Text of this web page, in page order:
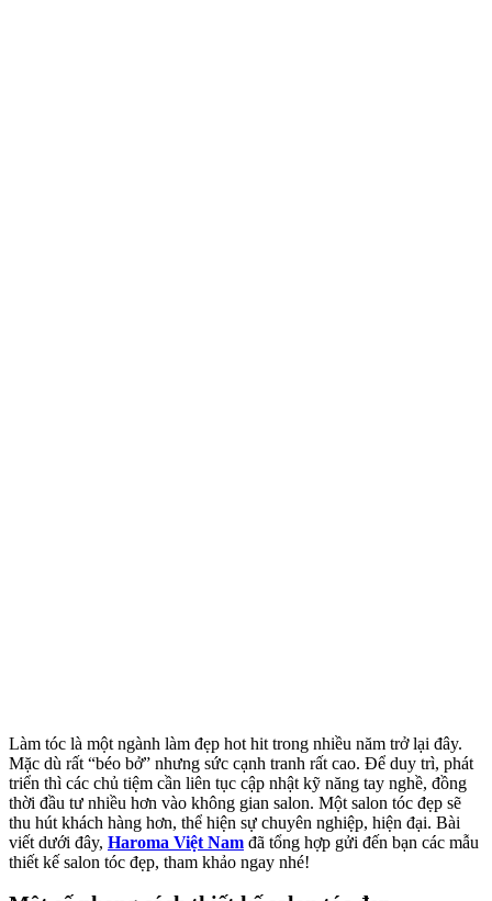
Làm tóc là một ngành làm đẹp hot hit trong nhiều năm trở lại đây.
Mặc dù rất “béo bở” nhưng sức cạnh tranh rất cao. Để duy trì, phát
triển thì các chủ tiệm cần liên tục cập nhật kỹ năng tay nghề, đồng
thời đầu tư nhiều hơn vào không gian salon. Một salon tóc đẹp sẽ
thu hút khách hàng hơn, thể hiện sự chuyên nghiệp, hiện đại. Bài
viết dưới đây, Haroma Việt Nam đã tổng hợp gửi đến bạn các mẫu
thiết kế salon tóc đẹp, tham khảo ngay nhé!